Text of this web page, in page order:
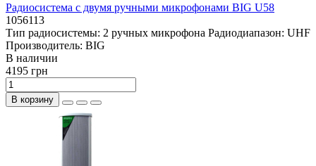
Радиосистема с двумя ручными микрофонами BIG U58
1056113
Тип радиосистемы: 2 ручных микрофона Радиодиапазон: UHF
Производитель: BIG
В наличии
4195 грн
В корзину